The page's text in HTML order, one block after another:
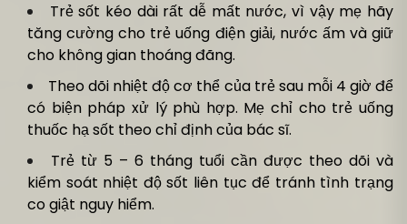
Trẻ sốt kéo dài rất dễ mất nước, vì vậy mẹ hãy
tăng cường cho trẻ uống điện giải, nước ấm và giữ
cho không gian thoáng đãng.
Theo dõi nhiệt độ cơ thể của trẻ sau mỗi 4 giờ để
có biện pháp xử lý phù hợp. Mẹ chỉ cho trẻ uống
thuốc hạ sốt theo chỉ định của bác sĩ.
Trẻ từ 5 – 6 tháng tuổi cần được theo dõi và
kiểm soát nhiệt độ sốt liên tục để tránh tình trạng
co giật nguy hiểm.